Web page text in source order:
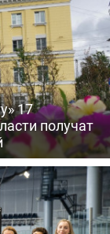
17
получат